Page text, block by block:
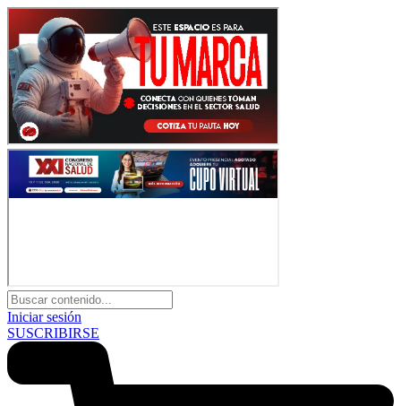
Iniciar sesión
SUSCRIBIRSE